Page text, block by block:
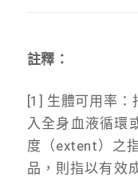
註釋：
[1] 生體可用率：
入全身血液循環
度（extent）之
品，則指以有效